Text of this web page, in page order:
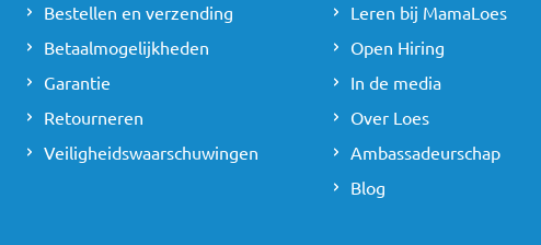
Bestellen en verzending
Betaalmogelijkheden
Garantie
Retourneren
Veiligheidswaarschuwingen
Leren bij MamaLoes
Open Hiring
In de media
Over Loes
Ambassadeurschap
Blog